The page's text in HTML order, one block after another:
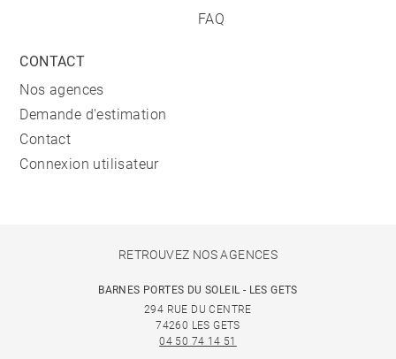
FAQ
CONTACT
Nos agences
Demande d'estimation
Contact
Connexion utilisateur
RETROUVEZ NOS AGENCES
BARNES PORTES DU SOLEIL - LES GETS
294 RUE DU CENTRE
74260 LES GETS
04 50 74 14 51